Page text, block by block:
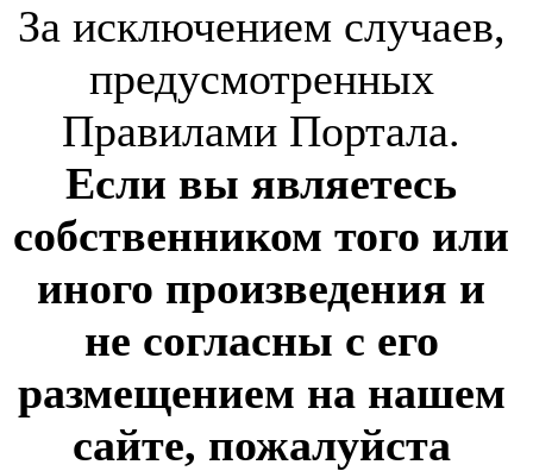
За исключением случаев,
предусмотренных
Правилами Портала.
Если вы являетесь
собственником того или
иного произведения и
не согласны с его
размещением на нашем
сайте, пожалуйста